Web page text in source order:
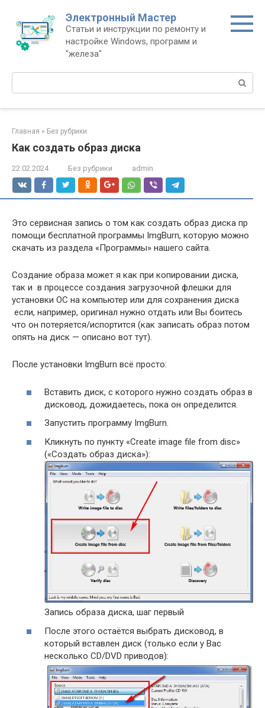
контенту
Электронный Мастер
Статьи и инструкции по ремонту и
настройке Windows, программ и
"железа"
Поиск:
Главная » Без рубрики
Как создать образ диска
22.02.2024 Без рубрики admin
Это сервисная запись о том как создать образ диска пр
помощи бесплатной программы ImgBurn, которую можно
скачать из раздела «Программы» нашего сайта.
Создание образа может я как при копировании диска,
так и в процессе создания загрузочной флешки для
установки ОС на компьютер или для сохранения диска
если, например, оригинал нужно отдать или Вы боитесь
что он потеряется/испортится (как записать образ потом
опять на диск — описано вот тут).
После установки ImgBurn всё просто:
Вставить диск, с которого нужно создать образ в
дисковод, дожидаетесь, пока он определится.
Запустить программу ImgBurn.
Кликнуть по пункту «Create image file from disc»
(«Создать образ диска»):
Запись образа диска, шаг первый
После этого остаётся выбрать дисковод, в
который вставлен диск (только если у Вас
несколько CD/DVD приводов):